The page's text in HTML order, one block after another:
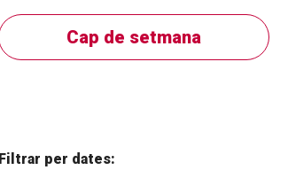
Cap de setmana
Filtrar per dates: